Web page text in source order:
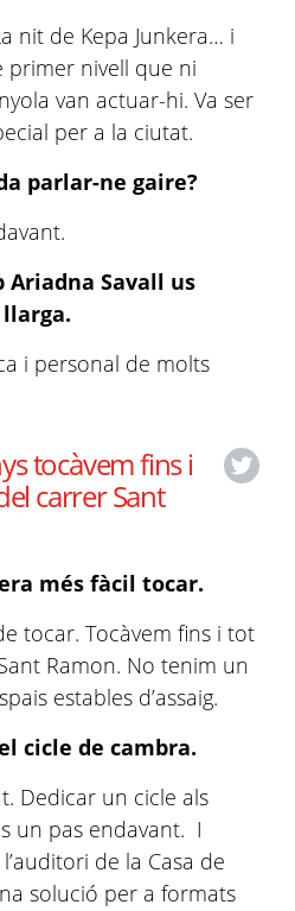
nit de Kepa Junkera… i
primer nivell que ni
van actuar-hi. Va ser
per a la ciutat.
parlar-ne gaire?
Ariadna Savall us
i personal de molts
tocàvem fins i
carrer Sant
més fàcil tocar.
tocar. Tocàvem fins i tot
Ramon. No tenim un
estables d’assaig.
cicle de cambra.
Dedicar un cicle als
un pas endavant. I
de la Casa de
solució per a formats